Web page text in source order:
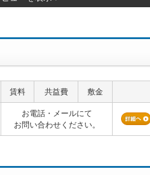
賃料 共益費 敷金
お電話・メールにて
お問い合わせください。